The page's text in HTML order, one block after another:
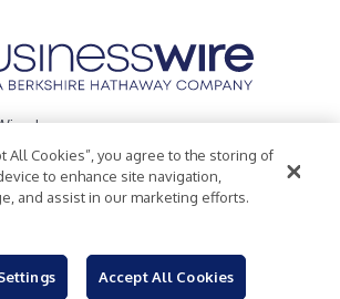
Inc.
Policy
Accessibility Statement
All Cookies”, you agree to the storing of
to enhance site navigation,
and assist in our marketing efforts.
Accept All Cookies